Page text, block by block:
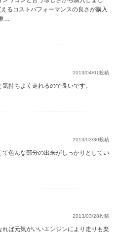
るコストパフォーマンスの良さが購入
…
2013/04/01投稿
持ちよく走れるので良いです。
2013/03/30投稿
色んな部分の出来がしっかりとしてい
2013/03/28投稿
ば元気がいいエンジンにより走りも楽